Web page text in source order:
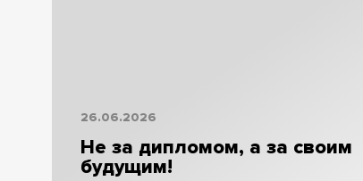
26.06.2026
Не за дипломом, а за своим
будущим!